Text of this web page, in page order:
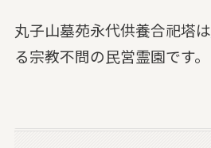
丸子山墓苑永代供養合祀塔は
る宗教不問の民営霊園です。